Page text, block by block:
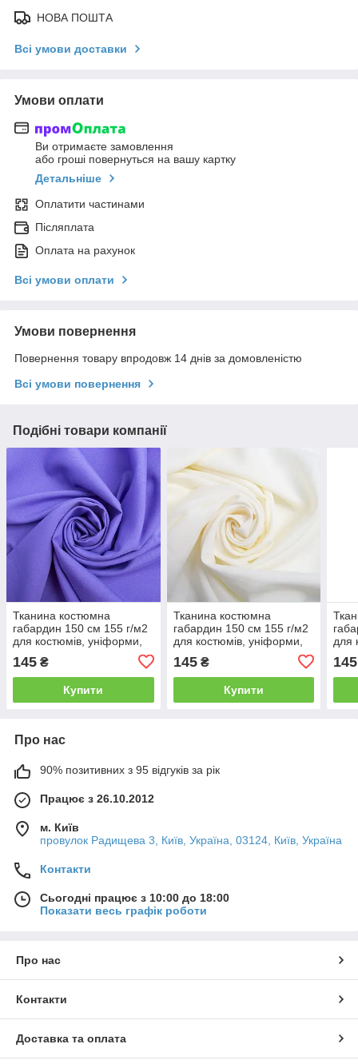
НОВА ПОШТА
Всі умови доставки
Умови оплати
Ви отримаєте замовлення
або гроші повернуться на вашу картку
Детальніше
Оплатити частинами
Післяплата
Оплата на рахунок
Всі умови оплати
Умови повернення
Повернення товару впродовж 14 днів за домовленістю
Всі умови повернення
Подібні товари компанії
Тканина костюмна
габардин 150 см 155 г/м2
для костюмів, уніформи,
суконь, декору бузок
145 ₴
Купити
Тканина костюмна
габардин 150 см 155 г/м2
для костюмів, уніформи,
брюк, спідниць, жакетів,
суконь, декору ваніль
145₴
Купити
для
145
Про нас
90% позитивних з 95 відгуків за рік
Працює з 26.10.2012
м. Київ
провулок Радищева 3, Київ, Україна, 03124, Київ, Україна
Контакти
Сьогодні працює з 10:00 до 18:00
Показати весь графік роботи
Про нас
Контакти
Доставка та оплата